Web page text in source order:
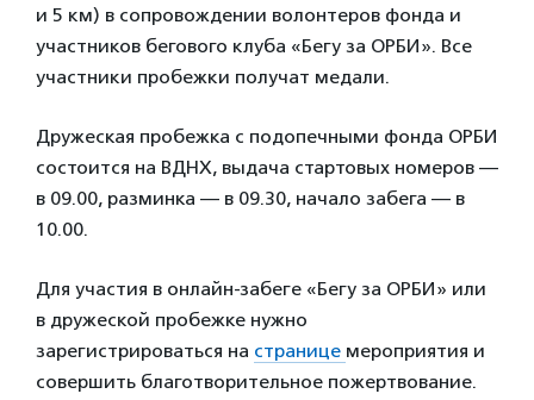
и 5 км) в сопровождении волонтеров фонда и
участников бегового клуба «Бегу за ОРБИ». Все
участники пробежки получат медали.
Дружеская пробежка с подопечными фонда ОРБИ
состоится на ВДНХ, выдача стартовых номеров —
в 09.00, разминка — в 09.30, начало забега — в
10.00.
Для участия в онлайн-забеге «Бегу за ОРБИ» или
в дружеской пробежке нужно
зарегистрироваться на странице мероприятия и
совершить благотворительное пожертвование.